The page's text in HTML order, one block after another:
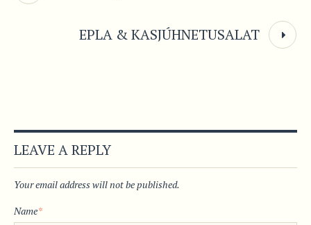
EPLA & KASJÚHNETUSALAT
LEAVE A REPLY
Your email address will not be published.
Name*